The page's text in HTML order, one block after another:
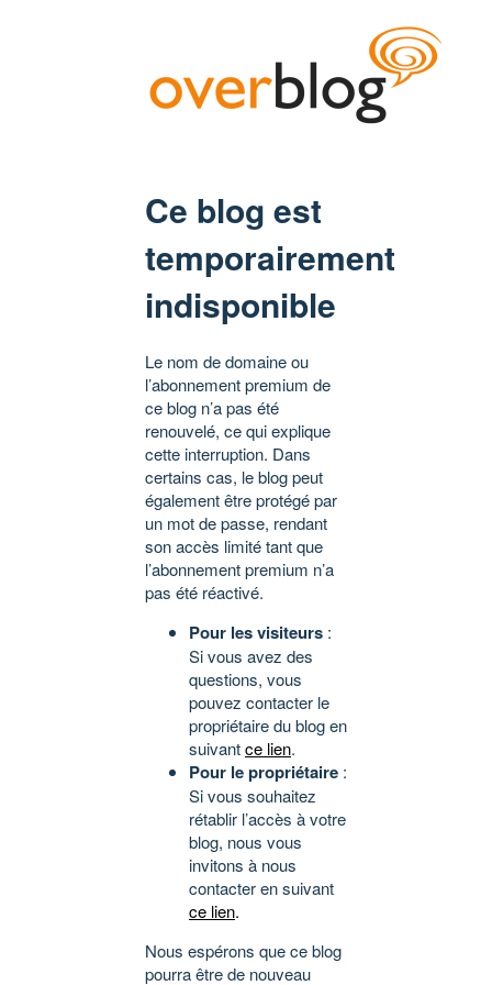
Ce blog est
temporairement
indisponible
Le nom de domaine ou
l’abonnement premium de
ce blog n’a pas été
renouvelé, ce qui explique
cette interruption. Dans
certains cas, le blog peut
également être protégé par
un mot de passe, rendant
son accès limité tant que
l’abonnement premium n’a
pas été réactivé.
Pour les visiteurs :
Si vous avez des
questions, vous
pouvez contacter le
propriétaire du blog en
suivantce lien.
Pour le propriétaire :
Si vous souhaitez
rétablir l’accès à votre
blog, nous vous
invitons à nous
contacter en suivant
ce lien.
Nous espérons que ce blog
pourra être de nouveau